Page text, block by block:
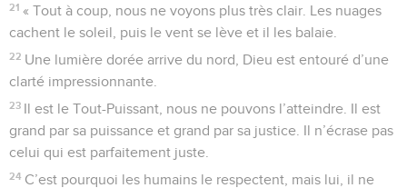
21 « Tout à coup, nous ne voyons plus très clair. Les nuages
cachent le soleil, puis le vent se lève et il les balaie.
22 Une lumière dorée arrive du nord, Dieu est entouré d’une
clarté impressionnante.
23 Il est le Tout-Puissant, nous ne pouvons l’atteindre. Il est
grand par sa puissance et grand par sa justice. Il n’écrase pas
celui qui est parfaitement juste.
24 C’est pourquoi les humains le respectent, mais lui, il ne